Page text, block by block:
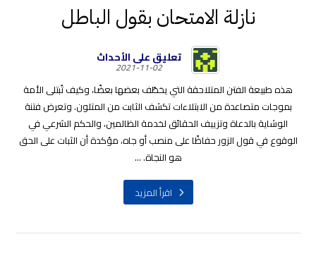
نازلة الامتحان بقول الباطل
تعليق على الأحداث
2021-11-02
هذه طبيعة الفتن المتلاحقة التي يخطّف بعضها بعضًا، وكيف تُبتلى الأمة
بموجات متصاعدة من الابتلاءات تكشف الثابت من المتلون. وتعرض فتنة
الوشاية بالدعاة وتزييف الحقائق لخدمة الظالمين، والحكم الشرعي في
الوقوع في قول الزور حفاظًا على منصب أو جاه، مؤكدة أن الثبات على الحق
هو النجاة. ...
اقرأ المزيد